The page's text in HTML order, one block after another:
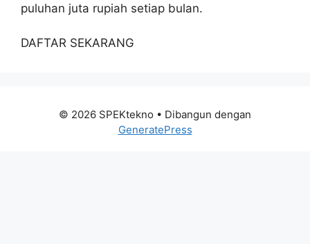
puluhan juta rupiah setiap bulan.
DAFTAR SEKARANG
© 2026 SPEKtekno • Dibangun dengan
GeneratePress